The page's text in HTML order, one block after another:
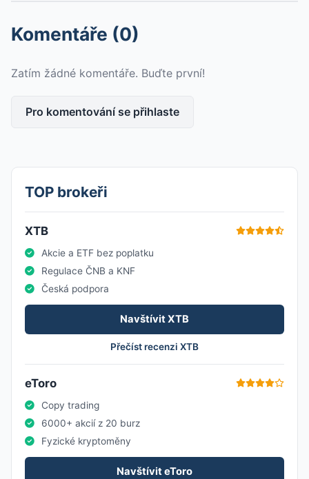
Komentáře (0)
Zatím žádné komentáře. Buďte první!
Pro komentování se přihlaste
TOP brokeři
XTB
Akcie a ETF bez poplatku
Regulace ČNB a KNF
Česká podpora
Navštívit XTB
Přečíst recenzi XTB
eToro
Copy trading
6000+ akcií z 20 burz
Fyzické kryptoměny
Navštívit eToro